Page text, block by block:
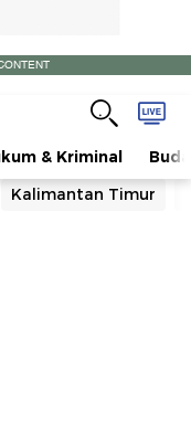
& Kriminal
Kalimantan Timur